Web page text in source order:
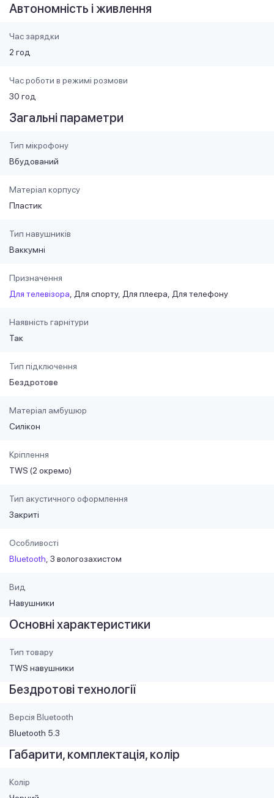
Автономність і живлення
Час зарядки
2 год
Час роботи в режимі розмови
30 год
Загальні параметри
Тип мікрофону
Вбудований
Матеріал корпусу
Пластик
Тип навушників
Ваккумні
Призначення
Для телевізора
Для спорту Для плеєра Для телефону
Наявність гарнітури
Так
Тип підключення
Бездротове
Матеріал амбушюр
Силікон
Кріплення
TWS (2 окремо)
Тип акустичного оформлення
Закриті
Особливості
Bluetooth З вологозахистом
Вид
Навушники
Основні характеристики
Тип товару
TWS навушники
Бездротові технології
Версія Bluetooth
Bluetooth 5.3
Габарити, комплектація, колір
Колір